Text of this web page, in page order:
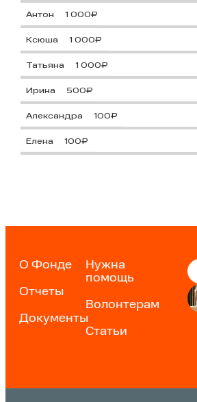
Антон 1 000₽
Ксюша 1 000₽
Татьяна 1 000₽
Ирина 500₽
Александра 100₽
Елена 100₽
О Фонде
Отчеты
Документы
Нужна
помощь
Волонтерам
Статьи